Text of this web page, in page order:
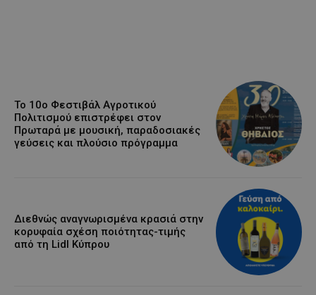
Το 10ο Φεστιβάλ Αγροτικού
Πολιτισμού επιστρέφει στον
Πρωταρά με μουσική, παραδοσιακές
γεύσεις και πλούσιο πρόγραμμα
Διεθνώς αναγνωρισμένα κρασιά στην
κορυφαία σχέση ποιότητας-τιμής
από τη Lidl Κύπρου